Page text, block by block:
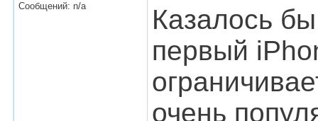
Сообщений: n/a
Казалось
первый
очень